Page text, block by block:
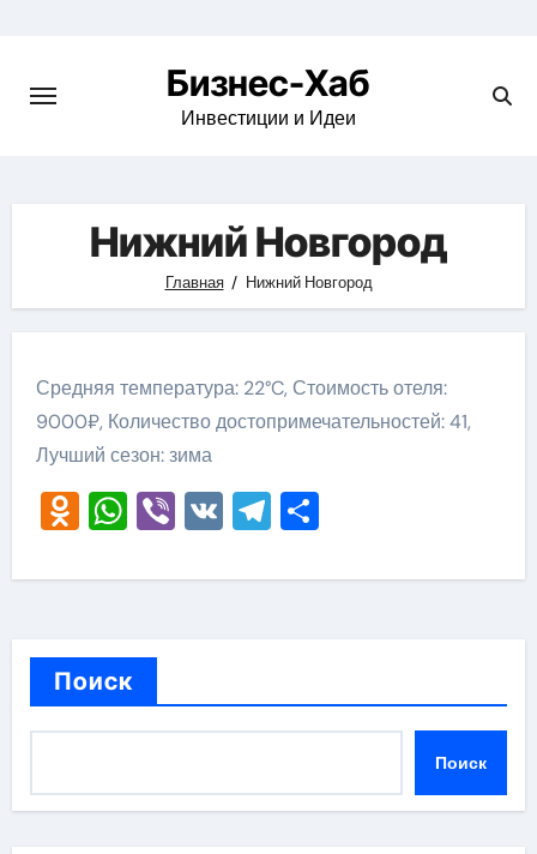
content
Бизнес-Хаб
Инвестиции и Идеи
Нижний Новгород
Главная Нижний Новгород
Средняя температура: 22°C, Стоимость отеля:
9000₽, Количество достопримечательностей: 41,
Лучший сезон: зима
Odnoklassniki
WhatsApp
Viber
VKTelegram
Отправить
Поиск
Поиск